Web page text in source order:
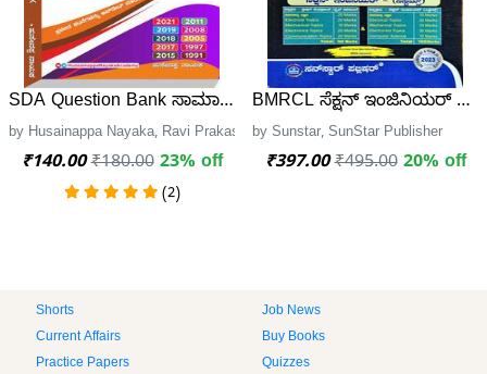
SDA Question Bank ಸಾಮಾನ್ಯ ಅಧ್ಯಯನ ಸಾಮಾನ್ಯ ಕನ್ನಡ |
by Husainappa Nayaka, Ravi Prakashana
₹140.00 ₹180.00 23% off
(2)
BMRCL ಸೆಕ್ಷನ್ ಇಂಜಿನಿಯರ್
by Sunstar, SunStar Publisher
₹397.00 ₹495.00 20% off
Shorts
Job News
Current Affairs
Buy Books
Practice Papers
Quizzes